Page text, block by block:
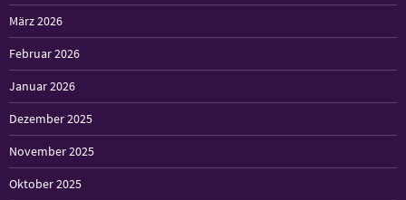
März 2026
Februar 2026
Januar 2026
Dezember 2025
November 2025
Oktober 2025